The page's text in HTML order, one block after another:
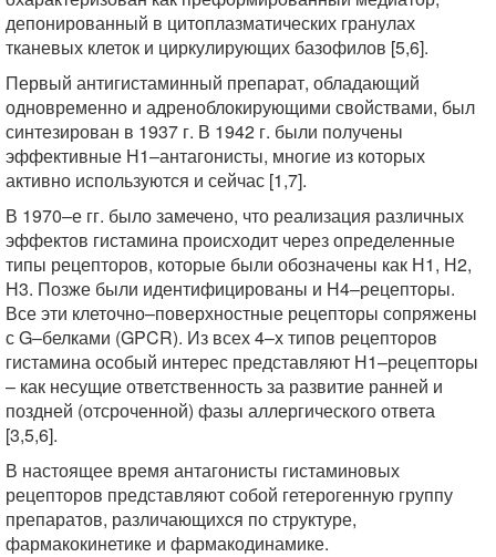
депонированный в цитоплазматических гранулах
тканевых клеток и циркулирующих базофилов [5,6].
Первый антигистаминный препарат, обладающий
одновременно и адреноблокирующими свойствами, был
синтезирован в 1937 г. В 1942 г. были получены
эффективные Н1–антагонисты, многие из которых
активно используются и сейчас [1,7].
В 1970–е гг. было замечено, что реализация различных
эффектов гистамина происходит через определенные
типы рецепторов, которые были обозначены как Н1, Н2,
Н3. Позже были идентифицированы и Н4–рецепторы.
Все эти клеточно–поверхностные рецепторы сопряжены
с G–белками (GPCR). Из всех 4–х типов рецепторов
гистамина особый интерес представляют Н1–рецепторы
– как несущие ответственность за развитие ранней и
поздней (отсроченной) фазы аллергического ответа
[3,5,6].
В настоящее время антагонисты гистаминовых
рецепторов представляют собой гетерогенную группу
препаратов, различающихся по структуре,
фармакокинетике и фармакодинамике.